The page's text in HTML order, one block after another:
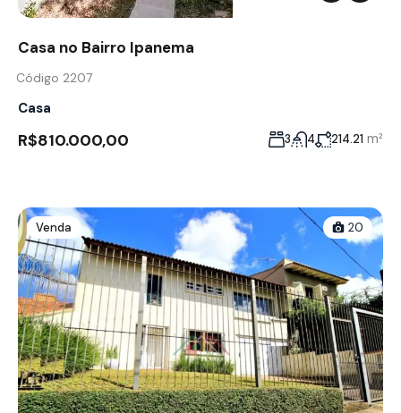
Casa no Bairro Ipanema
Código 2207
Casa
R$810.000,00 3 4 214.21 m²
Venda 20